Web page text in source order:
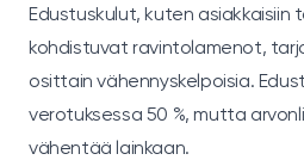
Edustuskulut, kuten asiakkaisiin
kohdistuvat ravintolamenot,
osittain vähennyskelpoisia.
verotuksessa 50 %, mutta
vähentää lainkaan.